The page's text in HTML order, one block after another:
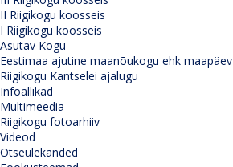
II Riigikogu koosseis
I Riigikogu koosseis
Asutav Kogu
Eestimaa ajutine maanõukogu ehk maapäev
Riigikogu Kantselei ajalugu
Infoallikad
Multimeedia
Riigikogu fotoarhiiv
Videod
Otseülekanded